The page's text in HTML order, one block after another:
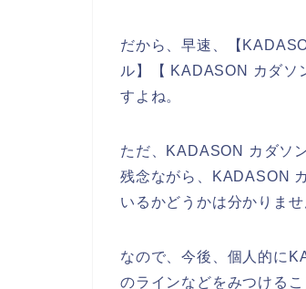
だから、早速、【
ル】【 KADASON カダソ
すよね。
ただ、KADASON カダソ
残念ながら、KADASON
いるかどうかは分かりませ
なので、今後、個人的に
のラインなどをみつける